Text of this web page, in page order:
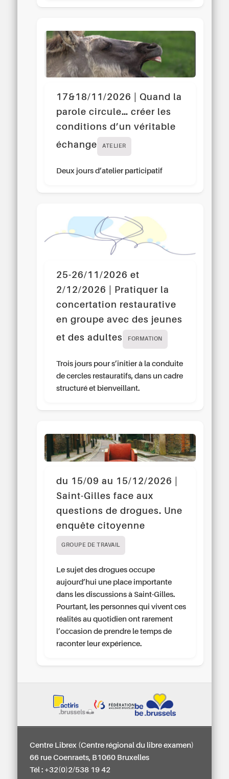
17&18/11/2026 | Quand la
parole circule… créer les
conditions d’un véritable
échange
ATELIER
Deux jours d’atelier participatif
25-26/11/2026 et
2/12/2026 | Pratiquer la
concertation restaurative
en groupe avec des jeunes
et des adultes
FORMATION
Trois jours pour s’initier à la conduite
de cercles restauratifs, dans un cadre
structuré et bienveillant.
du 15/09 au 15/12/2026 |
Saint-Gilles face aux
questions de drogues. Une
enquête citoyenne
GROUPE DE TRAVAIL
Le sujet des drogues occupe
aujourd’hui une place importante
dans les discussions à Saint-Gilles.
Pourtant, les personnes qui vivent ces
réalités au quotidien ont rarement
l’occasion de prendre le temps de
raconter leur expérience.
Centre Librex (Centre régional du libre examen)
66 rue Coenraets, B1060 Bruxelles
Tél : +32(0)2/538 19 42